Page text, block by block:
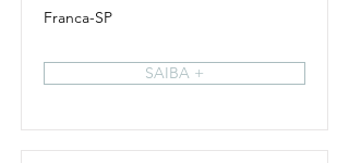
Franca-SP
SAIBA +